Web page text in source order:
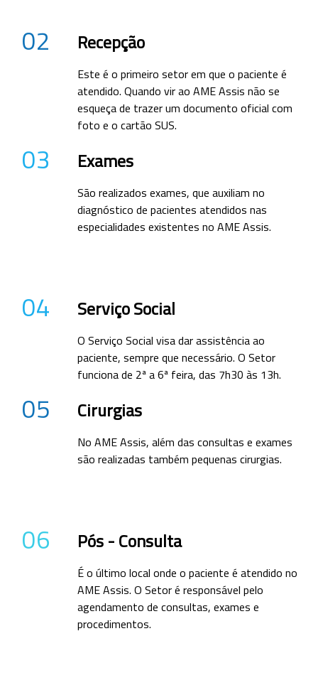
02 Recepção
Este é o primeiro setor em que o paciente é
atendido. Quando vir ao AME Assis não se
esqueça de trazer um documento oficial com
foto e o cartão SUS.
03 Exames
São realizados exames, que auxiliam no
diagnóstico de pacientes atendidos nas
especialidades existentes no AME Assis.
04 Serviço Social
O Serviço Social visa dar assistência ao
paciente, sempre que necessário. O Setor
funciona de 2ª a 6ª feira, das 7h30 às 13h.
05 Cirurgias
No AME Assis, além das consultas e exames
são realizadas também pequenas cirurgias.
06 Pós - Consulta
É o último local onde o paciente é atendido no
AME Assis. O Setor é responsável pelo
agendamento de consultas, exames e
procedimentos.